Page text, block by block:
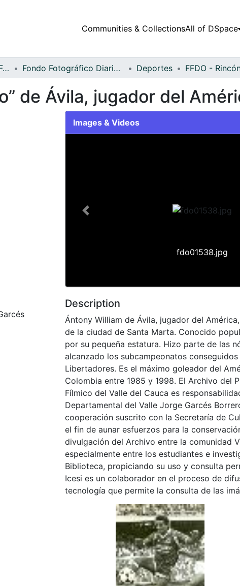
Communities & CollectionsAll of DSpace
Archivo del Patrimonio Fotográfico y Fílmico del Valle del Cauca Fondo Fotográfico Diario Occidente Deportes
de Ávila, jugador del
Images & Videos
fdo01538.jpg
Previous
Description
Ántony William de Ávila, jugador del
de la ciudad de Santa Marta. Conocido
por su pequeña estatura. Hizo parte de las
alcanzado los subcampeonatos
Libertadores. Es el máximo goleador del
Colombia entre 1985 y 1998. El Archivo del
Fílmico del Valle del Cauca es
Departamental del Valle Jorge Garcés
cooperación suscrito con la Secretaría de
el fin de aunar esfuerzos para la
divulgación del Archivo entre la comunidad
especialmente entre los estudiantes e
Biblioteca, propiciando su uso y consulta
Icesi es un colaborador en el proceso de
tecnología que permite la consulta de las